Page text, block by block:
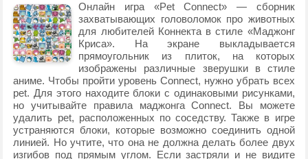
Онлайн игра «Pet Connect» — сборник
захватывающих головоломок про животных
для любителей Коннекта в стиле «Маджонг
Криса». На экране выкладывается
прямоугольник из плиток, на которых
изображены различные зверушки в стиле
аниме. Чтобы пройти уровень Connect, нужно убрать всех
pet. Для этого находите блоки с одинаковыми рисунками,
но учитывайте правила маджонга Connect. Вы можете
удалить pet, расположенных по соседству. Также в игре
устраняются блоки, которые возможно соединить одной
линией. Но учтите, что она не должна делать более двух
изгибов под прямым углом. Если застряли и не видите